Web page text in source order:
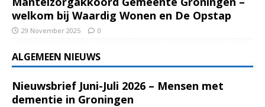
welkom bij Waardig Wonen en De Opstap
29 November 2025 0
ALGEMEEN NIEUWS
Nieuwsbrief Juni-Juli 2026 – Mensen met
dementie in Groningen